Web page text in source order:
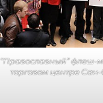
“Православный” флеш-
торговом центре Сан-